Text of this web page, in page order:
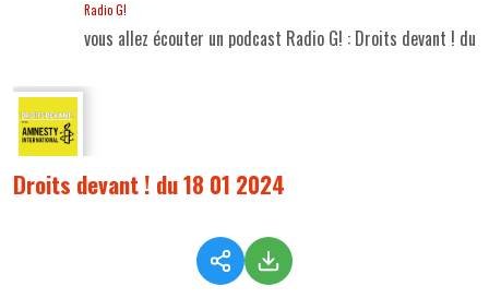
Radio G!
vous allez écouter un podcast Radio G! : Droits devant ! du
Droits devant ! du 18 01 2024